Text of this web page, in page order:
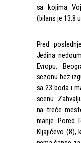
sa kojima
(bilans je 13:8
Pred
Jedina
Evropu.
sezonu bez
sa 23 boda i
scenu.
na treće
manje. Pored
Kljajićevo (8),